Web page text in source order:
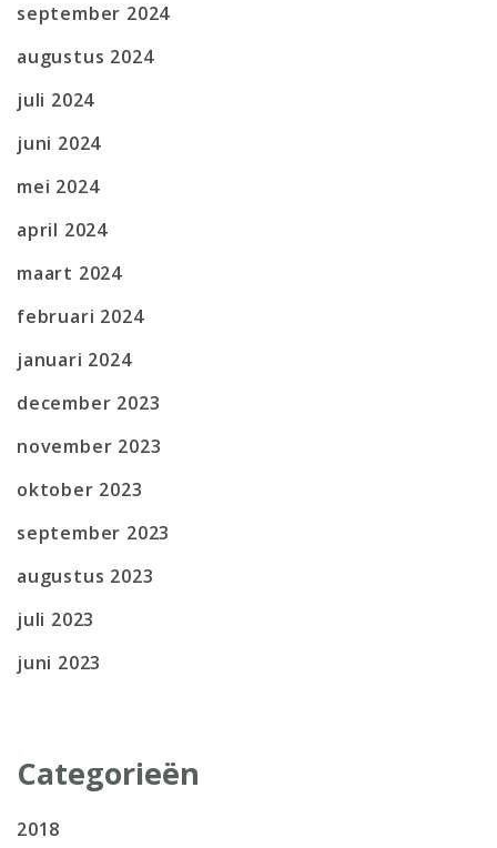
september 2024
augustus 2024
juli 2024
juni 2024
mei 2024
april 2024
maart 2024
februari 2024
januari 2024
december 2023
november 2023
oktober 2023
september 2023
augustus 2023
juli 2023
juni 2023
Categorieën
2018